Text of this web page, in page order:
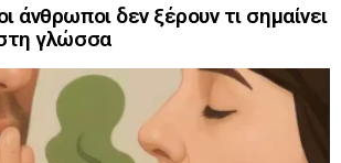
άνθρωποι δεν ξέρουν τι σημαίνει
γλώσσα